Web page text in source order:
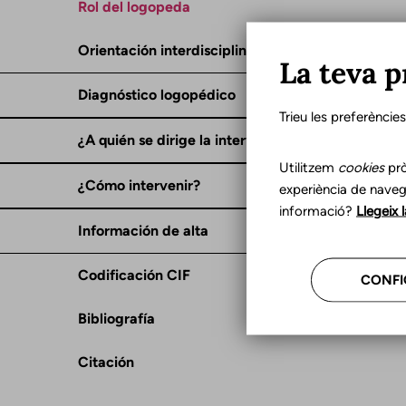
Rol del logopeda
Orientación interdisciplinar
Diagnóstico logopédico
¿A quién se dirige la intervención?
¿Cómo intervenir?
Información de alta
Codificación CIF
Bibliografía
Citación
La teva
Trieu les
Utilitzem cookies
experiència de
informació? Llegeix